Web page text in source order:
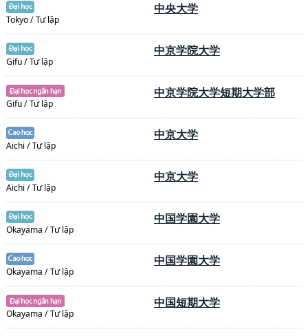
Tokyo / Tư lập
中央大学
Gifu / Tư lập
中京学院大学
Gifu / Tư lập
中京学院大学短期大学部
Aichi / Tư lập
中京大学
Aichi / Tư lập
中京大学
Okayama / Tư lập
中国学園大学
Okayama / Tư lập
中国学園大学
Okayama / Tư lập
中国短期大学